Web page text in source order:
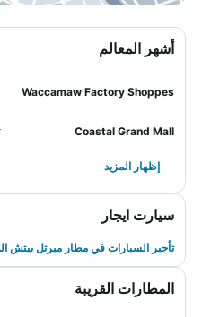
أشهر المعالم
Waccamaw Factory Shoppes
Coastal Grand Mall
إظهار المزيد
سيارت ايجار
تأجير السيارات في مطار ميرتل بيتش
المطارات القريبة